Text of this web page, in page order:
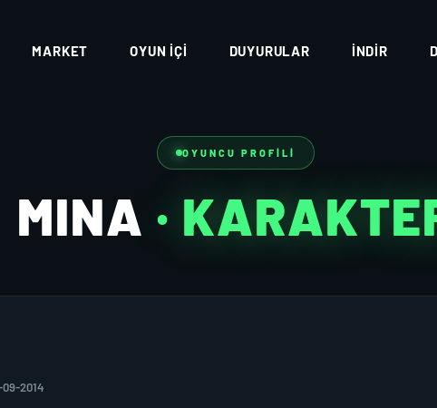
MARKET OYUN İÇI DUYURULAR İNDIR
OYUNCU PROFILI
MINA ·
2014